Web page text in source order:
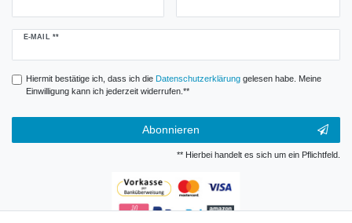
E-MAIL **
Newsletter
Hiermit bestätige ich, dass ich die Daten­schutz­erklärunggelesen habe. Meine
Einwilligung kann ich jederzeit widerrufen.**
Abonnieren
** Hierbei handelt es sich um ein Pflichtfeld.